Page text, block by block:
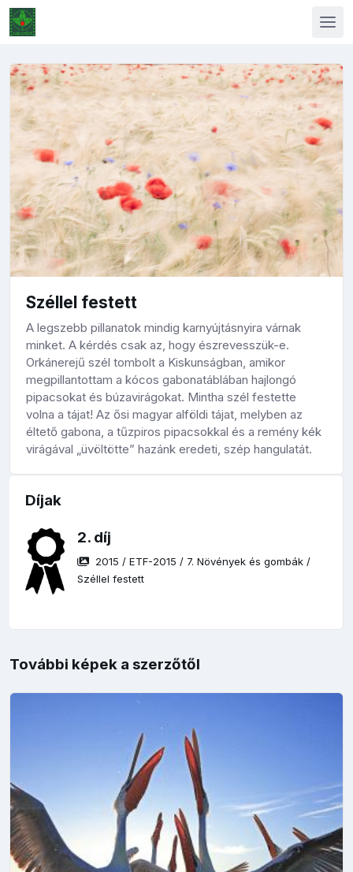
Széllel festett
A legszebb pillanatok mindig karnyújtásnyira várnak
minket. A kérdés csak az, hogy észrevesszük-e.
Orkánerejű szél tombolt a Kiskunságban, amikor
megpillantottam a kócos gabonatáblában hajlongó
pipacsokat és búzavirágokat. Mintha szél festette
volna a tájat! Az ősi magyar alföldi tájat, melyben az
éltető gabona, a tűzpiros pipacsokkal és a remény kék
virágával „üvöltötte” hazánk eredeti, szép hangulatát.
Díjak
2. díj
2015 /ETF-2015 / 7. Növények és gombák /
Széllel festett
További képek a szerzőtől